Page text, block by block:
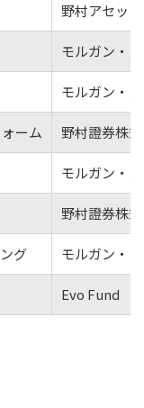
野村アセッ
モルガン・
モルガン・
ーム 野村證券株
モルガン・
野村證券株
グ モルガン・
Evo Fund